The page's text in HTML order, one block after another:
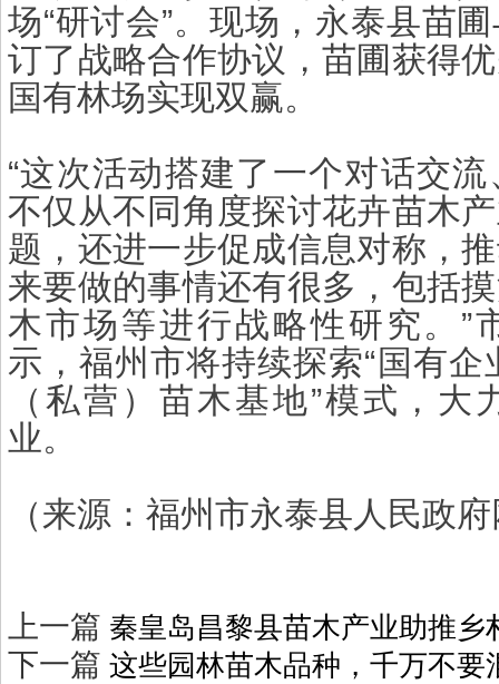
场“研讨会”。现场，永泰县苗
订了战略合作协议，苗圃获得
国有林场实现双赢。
“这次活动搭建了一个对话交
不仅从不同角度探讨花卉苗木
题，还进一步促成信息对称，
来要做的事情还有很多，包括
木市场等进行战略性研究。”
示，福州市将持续探索“国有
（私营）苗木基地”模式，大
业。
（来源：福州市永泰县人民政
上一篇 秦皇岛昌黎县苗木产业助推乡
下一篇 这些园林苗木品种，千万不要